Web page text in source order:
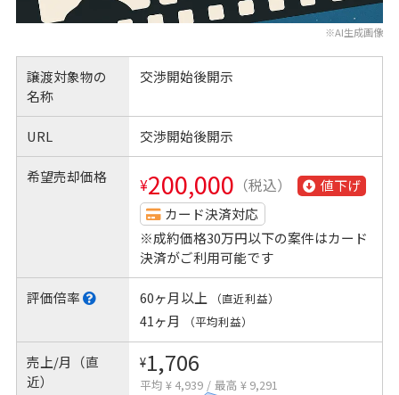
※AI生成画像
譲渡対象物の
名称
交渉開始後開示
URL 交渉開始後開示
希望売却価格 ¥200,000 （税込）
値下げ
カード決済対応
※成約価格30万円以下の案件はカード
決済がご利用可能です
評価倍率 60ヶ月以上 （直近利益）
41ヶ月 （平均利益）
売上/月（直
近）
¥1,706
平均 ¥ 4,939 / 最高 ¥ 9,291